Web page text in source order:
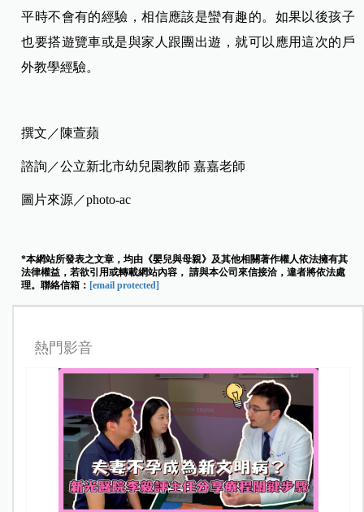
平時不會有的經驗，相信應該是蠻有趣的。如果以後孩子
也要搭遊覽車或是與家人跟團出遊，就可以應用這次的戶
外教學經驗。
撰文／陳萱蘋
諮詢／公立新北市幼兒園教師 嘉嘉老師
圖片來源／photo-ac
*本網站所發表之文章，均由《嬰兒與母親》及其他相關著作權人依法擁有其
法律權益，若欲引用或轉載網站內容， 請與本公司來信接洽，違者將依法處
理。聯絡信箱： [email protected]
熱門影音